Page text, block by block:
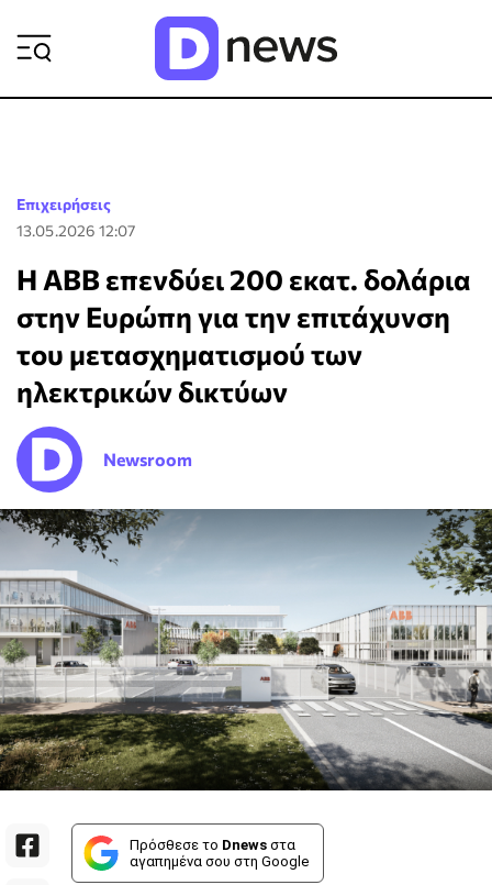
Επιχειρήσεις
13.05.2026 12:07
Η ABB επενδύει 200 εκατ. δολάρια
στην Ευρώπη για την επιτάχυνση
του μετασχηματισμού των
ηλεκτρικών δικτύων
Newsroom
Πρόσθεσε το Dnews στα
αγαπημένα σου στη Google